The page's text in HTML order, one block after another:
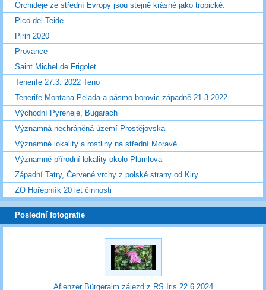
Orchideje ze střední Evropy jsou stejně krásné jako tropické.
Pico del Teide
Pirin 2020
Provance
Saint Michel de Frigolet
Tenerife 27.3. 2022 Teno
Tenerife Montana Pelada a pásmo borovic západně 21.3.2022
Východní Pyreneje, Bugarach
Významná nechráněná území Prostějovska
Významné lokality a rostliny na střední Moravě
Významné přírodní lokality okolo Plumlova
Západní Tatry, Červené vrchy z polské strany od Kiry.
ZO Hořepníík 20 let činnosti
Poslední fotografie
Aflenzer Bürgeralm zájezd z RS Iris 22.6.2024